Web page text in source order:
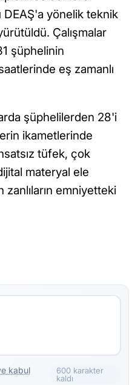
yönelik teknik
Çalışmalar
şüphelinin
eş zamanlı
şüphelilerden 28'i
ikametlerinde
tüfek, çok
materyal ele
zanlıların emniyetteki
kabul
600 karakter
kaldı